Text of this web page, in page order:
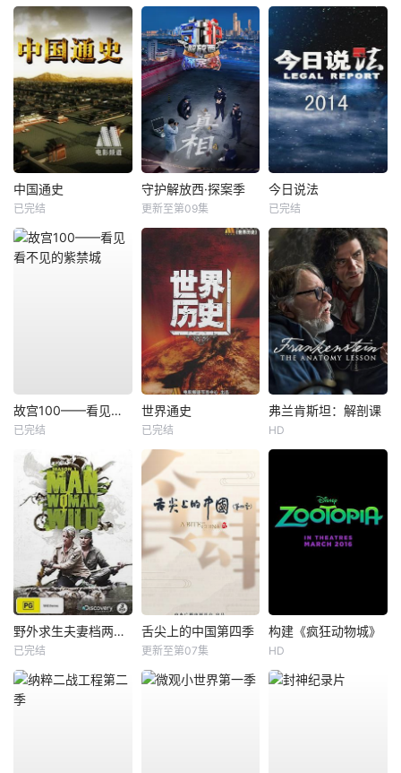
中国通史
已完结
守护解放西·探案季
更新至第09集
今日说法
已完结
故宫100——看见看不见的紫禁城
已完结
世界通史
已完结
弗兰肯斯坦：解剖课
HD
野外求生夫妻档两季全
已完结
舌尖上的中国第四季
更新至第07集
构建《疯狂动物城》
HD